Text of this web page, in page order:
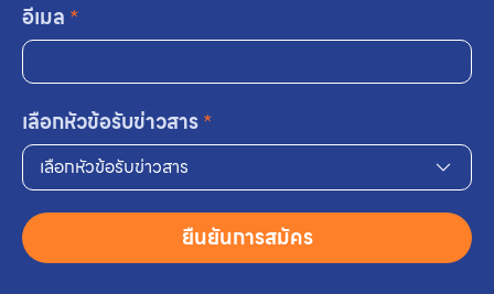
อีเมล *
เลือกหัวข้อรับข่าวสาร*
เลือกหัวข้อรับข่าวสาร
ยืนยันการสมัคร